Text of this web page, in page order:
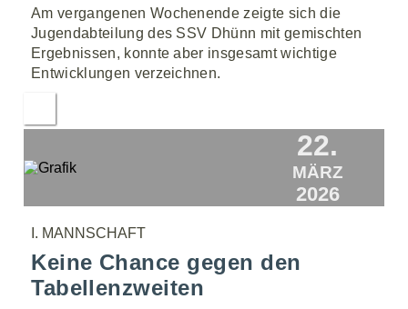
Am vergangenen Wochenende zeigte sich die
Jugendabteilung des SSV Dhünn mit gemischten
Ergebnissen, konnte aber insgesamt wichtige
Entwicklungen verzeichnen.
22.
MÄRZ
2026
I. MANNSCHAFT
Keine Chance gegen den
Tabellenzweiten